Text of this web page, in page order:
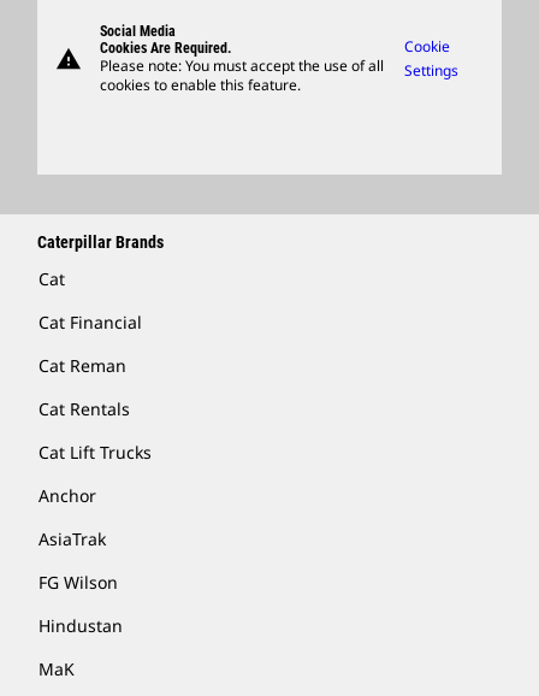
Caterpillar Ventures
Licensing
Merchandise
warning
Social Media
Cookies Are Required.
Please note: You must accept the use of all
cookies to enable this feature.
Cookie
Settings
Caterpillar Brands
Cat
Cat Financial
Cat Reman
Cat Rentals
Cat Lift Trucks
Anchor
AsiaTrak
FG Wilson
Hindustan
MaK